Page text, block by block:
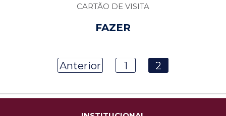
CARTÃO DE VISITA
FAZER
Anterior 1 2